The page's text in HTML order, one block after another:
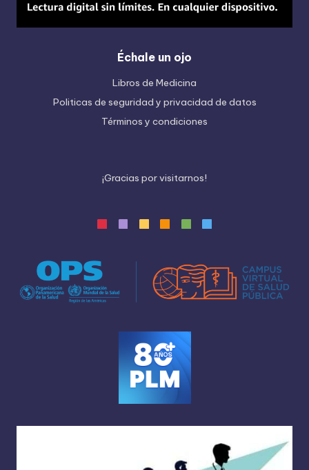
Échale un ojo
Libros de Medicina
Politicas de seguridad y privacidad de datos
Términos y condiciones
¡Gracias porvisitarnos!